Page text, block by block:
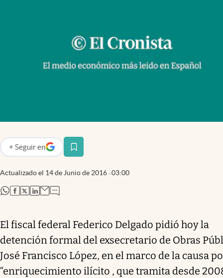
Argentina
Actualizado el 14 de Junio de 2016 03:00
+ Seguir en
abre en nueva pestaña
abre en nueva pestaña
abre en nueva pestaña
abre en nueva pestaña
abre en nueva pestaña
El fiscal federal Federico Delgado pidió hoy la
detención formal del exsecretario de Obras
José Francisco López, en el marco de la causa
“enriquecimiento ilícito , que tramita desde